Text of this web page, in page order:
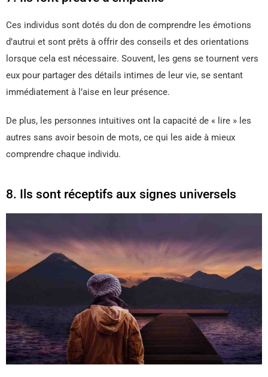
Ces individus sont dotés du don de comprendre les émotions
d’autrui et sont prêts à offrir des conseils et des orientations
lorsque cela est nécessaire. Souvent, les gens se tournent vers
eux pour partager des détails intimes de leur vie, se sentant
immédiatement à l’aise en leur présence.
De plus, les personnes intuitives ont la capacité de « lire » les
autres sans avoir besoin de mots, ce qui les aide à mieux
comprendre chaque individu.
8. Ils sont réceptifs aux signes universels